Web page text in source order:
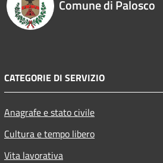
Comune di Palosco
CATEGORIE DI SERVIZIO
Anagrafe e stato civile
Cultura e tempo libero
Vita lavorativa